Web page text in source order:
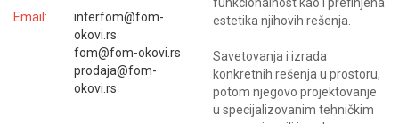
Email:
interfom@fom-
okovi.rs
fom@fom-okovi.rs
prodaja@fom-
okovi.rs
estetika njihovih rešenja.
Savetovanja i izrada
konkretnih rešenja u prostoru,
potom njegovo projektovanje
u specijalizovanim tehničkim